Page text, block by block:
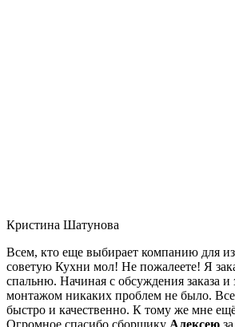
Кристина Шатунова
Всем, кто еще выбирает компанию для
советую Кухни мол! Не пожалеете! Я
спальню. Начиная с обсуждения заказа и
монтажом никаких проблем не было.
быстро и качественно. К тому же мне
Огромное спасибо сборщику Алексею